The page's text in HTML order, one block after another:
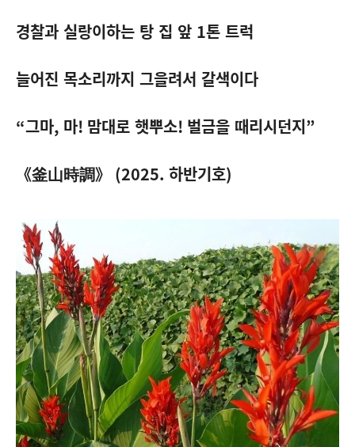
경찰과 실랑이하는 탕 집 앞 1톤 트럭
늘어진 목소리까지 그을려서 갈색이다
“그마, 마! 맘대로 햇뿌소! 벌금을 때리시던지”
《釜山時調》 (2025. 하반기호)